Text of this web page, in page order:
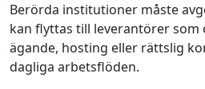
Berörda institutioner måste
kan flyttas till leverantörer
ägande, hosting eller rättslig
dagliga arbetsflöden.